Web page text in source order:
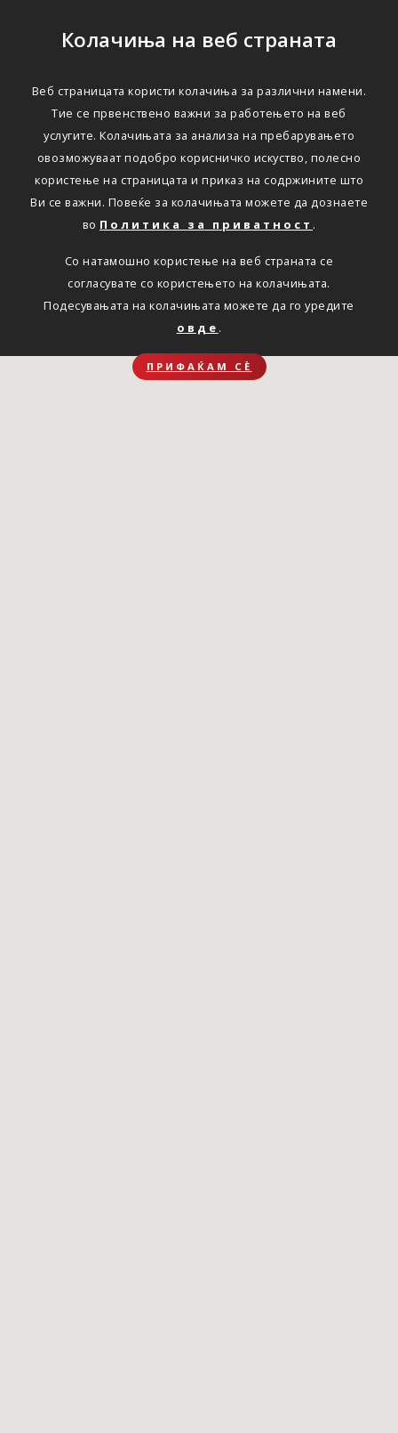
Колачиња на веб страната
Веб страницата користи колачиња за различни намени.
Тие се првенствено важни за работењето на веб
услугите. Колачињата за анализа на пребарувањето
овозможуваат подобро корисничко искуство, полесно
користење на страницата и приказ на содржините што
Ви се важни. Повеќе за колачињата можете да дознаете
во Политика за приватност .
Со натамошно користење на веб страната се
согласувате со користењето на колачињата.
Подесувањата на колачињата можете да го уредите
овде .
ПРИФАЌАМ СЀ